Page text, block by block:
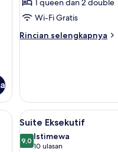
1 queen dan 2 double
Wi-Fi Gratis
Rincian selengkapnya
Rincian
Seprai premium, minibar,
Lihat
semua
foto
6
Suite Eksekutif
9,09,0 dari 10
Istimewa
10 ulasan
(10